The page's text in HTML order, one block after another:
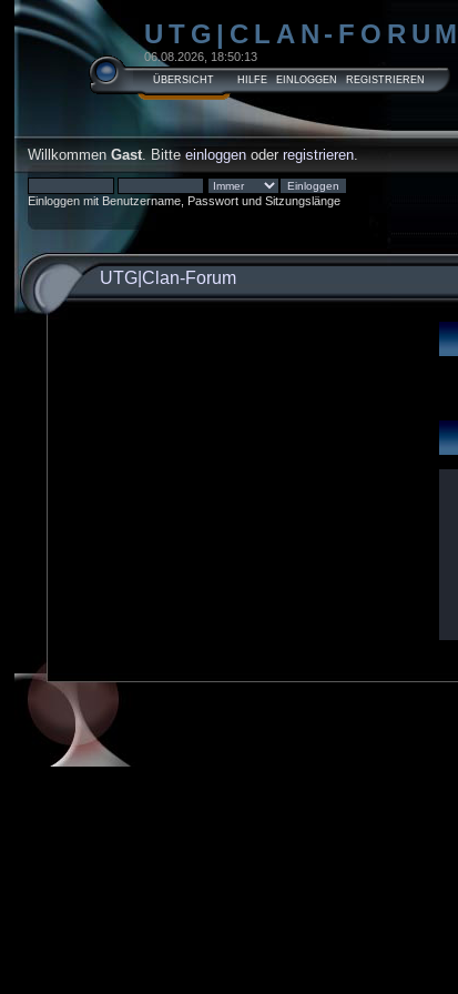
Willkommen Gast. Bitte einloggen oder registrieren.
Einloggen mit Benutzername, Passwort und Sitzungslänge
UTG|CLAN-FORUM
06.08.2026, 18:50:13
ÜBERSICHT HILFE EINLOGGEN REGISTRIEREN
UTG|Clan-Forum